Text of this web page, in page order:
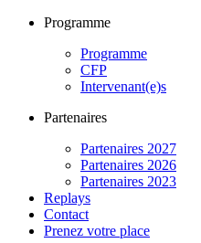
Programme
Programme
CFP
Intervenant(e)s
Partenaires
Partenaires 2027
Partenaires 2026
Partenaires 2023
Replays
Contact
Prenez votre place